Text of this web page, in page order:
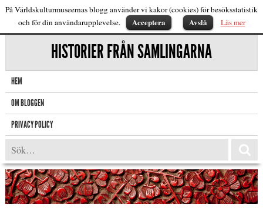
HISTORIER FRÅN SAMLINGARNA
HEM
OM BLOGGEN
PRIVACY POLICY
På Världskulturmuseernas blogg använder vi kakor (cookies) för besöksstatistik
och för din användarupplevelse.
Acceptera Avslå Läs mer